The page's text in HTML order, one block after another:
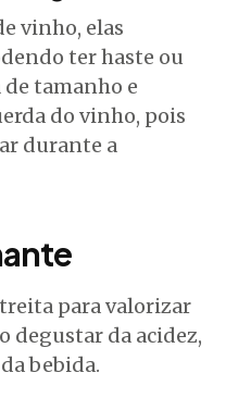
vinho, elas
ter haste ou
de tamanho e
do vinho, pois
durante a
para valorizar
degustar da acidez,
bebida.